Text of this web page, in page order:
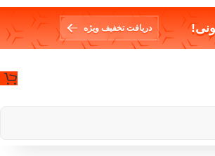
دریافت تخفیف ویژه